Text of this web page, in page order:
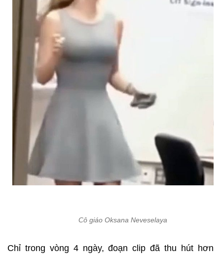
Cô giáo Oksana Neveselaya
Chỉ trong vòng 4 ngày, đoạn clip đã thu hút hơn